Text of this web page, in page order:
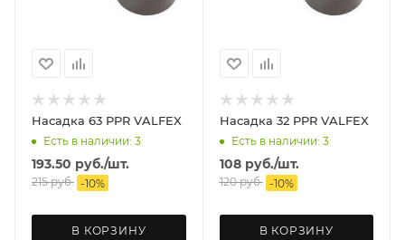
Насадка 63 PPR VALFEX
Есть в наличии: 3
193.50 руб./шт.
215руб. -10%
В КОРЗИНУ
Насадка 32 PPR VALFEX
Есть в наличии: 3
108руб./шт.
120руб. -10%
В КОРЗИНУ